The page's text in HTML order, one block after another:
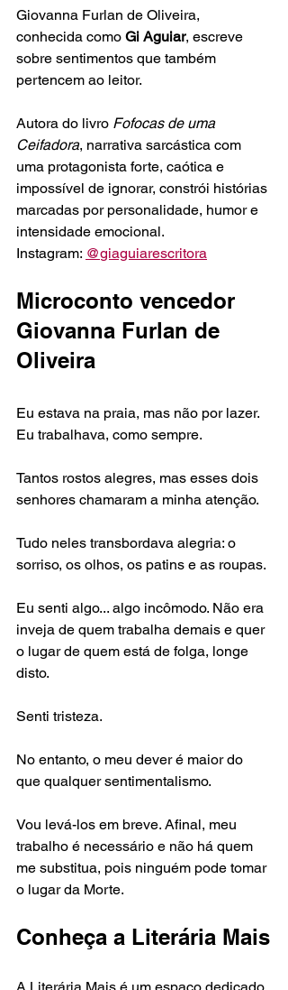
Giovanna Furlan de Oliveira,
conhecida como Gi Aguiar, escreve
sobre sentimentos que também
pertencem ao leitor.
Autora do livro Fofocas de uma
Ceifadora, narrativa sarcástica com
uma protagonista forte, caótica e
impossível de ignorar, constrói histórias
marcadas por personalidade, humor e
intensidade emocional.
Instagram: @giaguiarescritora
Microconto vencedor
Giovanna Furlan de
Oliveira
Eu estava na praia, mas não por lazer.
Eu trabalhava, como sempre.
Tantos rostos alegres, mas esses dois
senhores chamaram a minha atenção.
Tudo neles transbordava alegria: o
sorriso, os olhos, os patins e as roupas.
Eu senti algo... algo incômodo. Não era
inveja de quem trabalha demais e quer
o lugar de quem está de folga, longe
disto.
Senti tristeza.
No entanto, o meu dever é maior do
que qualquer sentimentalismo.
Vou levá-los em breve. Afinal, meu
trabalho é necessário e não há quem
me substitua, pois ninguém pode tomar
o lugar da Morte.
Conheça a Literária Mais
A Literária Mais é um espaço dedicado